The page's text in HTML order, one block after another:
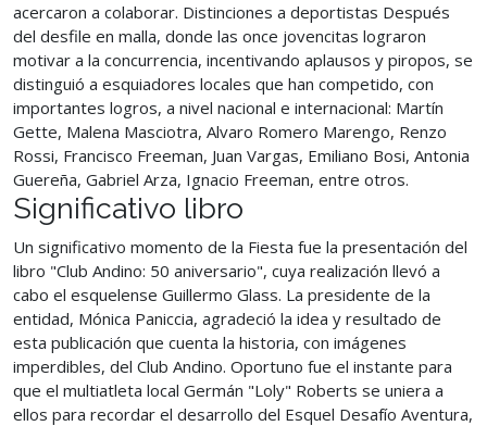
acercaron a colaborar. Distinciones a deportistas Después
del desfile en malla, donde las once jovencitas lograron
motivar a la concurrencia, incentivando aplausos y piropos, se
distinguió a esquiadores locales que han competido, con
importantes logros, a nivel nacional e internacional: Martín
Gette, Malena Masciotra, Alvaro Romero Marengo, Renzo
Rossi, Francisco Freeman, Juan Vargas, Emiliano Bosi, Antonia
Guereña, Gabriel Arza, Ignacio Freeman, entre otros.
Significativo libro
Un significativo momento de la Fiesta fue la presentación del
libro "Club Andino: 50 aniversario", cuya realización llevó a
cabo el esquelense Guillermo Glass. La presidente de la
entidad, Mónica Paniccia, agradeció la idea y resultado de
esta publicación que cuenta la historia, con imágenes
imperdibles, del Club Andino. Oportuno fue el instante para
que el multiatleta local Germán "Loly" Roberts se uniera a
ellos para recordar el desarrollo del Esquel Desafío Aventura,